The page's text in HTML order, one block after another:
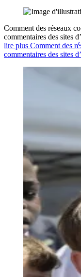
Comment des réseaux
commentaires des sites
lire plus Comment des
commentaires des sites